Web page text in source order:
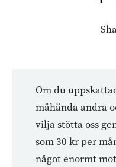
Om du
måhända andra
vilja stötta oss
som 30 kr per
något enormt